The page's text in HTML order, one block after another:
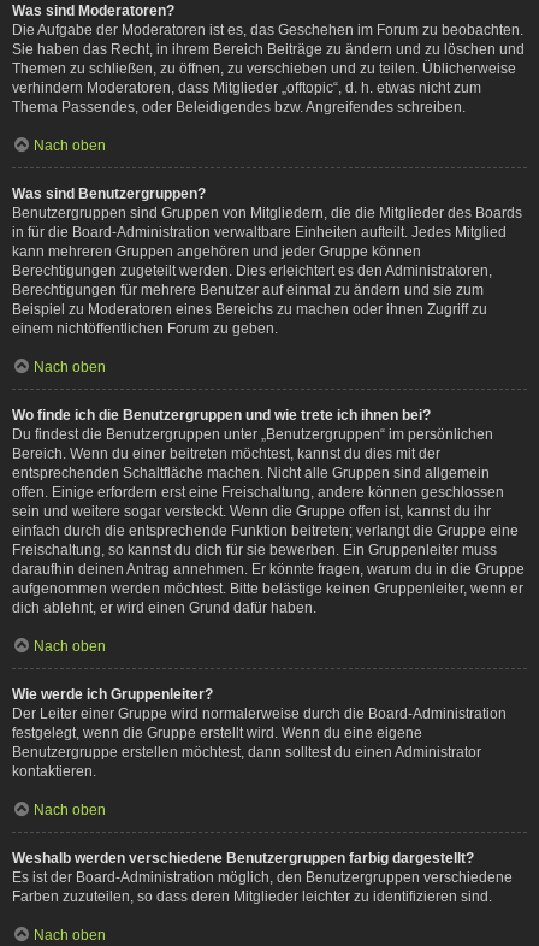
Was sind Moderatoren?
Die Aufgabe der Moderatoren ist es, das Geschehen im Forum zu beobachten.
Sie haben das Recht, in ihrem Bereich Beiträge zu ändern und zu löschen und
Themen zu schließen, zu öffnen, zu verschieben und zu teilen. Üblicherweise
verhindern Moderatoren, dass Mitglieder „offtopic“, d. h. etwas nicht zum
Thema Passendes, oder Beleidigendes bzw. Angreifendes schreiben.
Nach oben
Was sind Benutzergruppen?
Benutzergruppen sind Gruppen von Mitgliedern, die die Mitglieder des Boards
in für die Board-Administration verwaltbare Einheiten aufteilt. Jedes Mitglied
kann mehreren Gruppen angehören und jeder Gruppe können
Berechtigungen zugeteilt werden. Dies erleichtert es den Administratoren,
Berechtigungen für mehrere Benutzer auf einmal zu ändern und sie zum
Beispiel zu Moderatoren eines Bereichs zu machen oder ihnen Zugriff zu
einem nichtöffentlichen Forum zu geben.
Nach oben
Wo finde ich die Benutzergruppen und wie trete ich ihnen bei?
Du findest die Benutzergruppen unter „Benutzergruppen“ im persönlichen
Bereich. Wenn du einer beitreten möchtest, kannst du dies mit der
entsprechenden Schaltfläche machen. Nicht alle Gruppen sind allgemein
offen. Einige erfordern erst eine Freischaltung, andere können geschlossen
sein und weitere sogar versteckt. Wenn die Gruppe offen ist, kannst du ihr
einfach durch die entsprechende Funktion beitreten; verlangt die Gruppe eine
Freischaltung, so kannst du dich für sie bewerben. Ein Gruppenleiter muss
daraufhin deinen Antrag annehmen. Er könnte fragen, warum du in die Gruppe
aufgenommen werden möchtest. Bitte belästige keinen Gruppenleiter, wenn er
dich ablehnt, er wird einen Grund dafür haben.
Nach oben
Wie werde ich Gruppenleiter?
Der Leiter einer Gruppe wird normalerweise durch die Board-Administration
festgelegt, wenn die Gruppe erstellt wird. Wenn du eine eigene
Benutzergruppe erstellen möchtest, dann solltest du einen Administrator
kontaktieren.
Nach oben
Weshalb werden verschiedene Benutzergruppen farbig dargestellt?
Es ist der Board-Administration möglich, den Benutzergruppen verschiedene
Farben zuzuteilen, so dass deren Mitglieder leichter zu identifizieren sind.
Nach oben